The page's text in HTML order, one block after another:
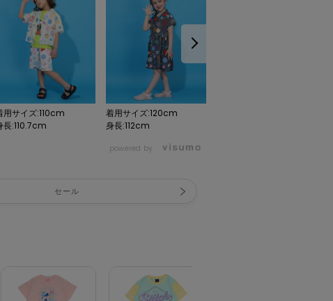
用サイズ:110cm
長:110.7cm
着用サイズ:120cm
身長:112cm
powered by
セール